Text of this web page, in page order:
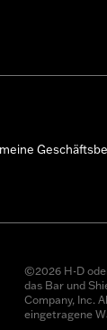
©2026 H-D
das Bar und
Company, Inc.
eingetragene